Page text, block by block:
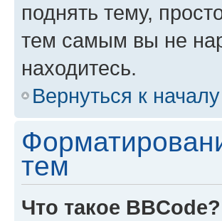
поднять тему,
тем самым вы не
находитесь.
Вернуться к началу
тем
Что такое BBCode?